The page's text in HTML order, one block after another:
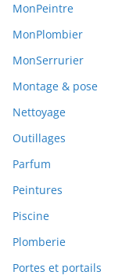
MonPeintre
MonPlombier
MonSerrurier
Montage & pose
Nettoyage
Outillages
Parfum
Peintures
Piscine
Plomberie
Portes et portails